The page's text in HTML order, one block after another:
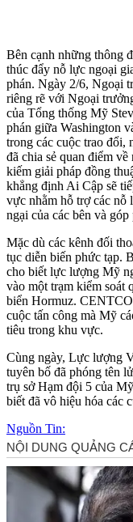
Bên cạnh những thông
thúc đẩy nỗ lực ngoại
phán. Ngày 2/6, Ngoại
riêng rẽ với Ngoại
của Tổng thống Mỹ
phán giữa Washington
trong các cuộc trao đổi,
đã chia sẻ quan điểm
kiếm giải pháp đồng
khẳng định Ai Cập sẽ
vực nhằm hỗ trợ các nỗ
ngại của các bên và
Mặc dù các kênh đối
tục diễn biến phức tạp.
cho biết lực lượng Mỹ
vào một trạm kiểm soát
biển Hormuz.
cuộc tấn công mà Mỹ
tiêu trong khu vực.
Cùng ngày, Lực lượng
tuyên bố đã phóng tên
trụ sở Hạm đội 5 của
biết đã vô hiệu hóa các
Nguồn Tin: